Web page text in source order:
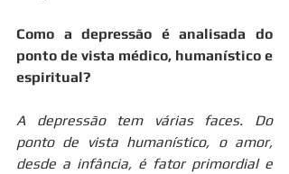
Como a depressão é analisada do
ponto de vista médico, humanístico e
espiritual?
A depressão tem várias faces. Do
ponto de vista humanístico, o amor,
desde a infância, é fator primordial e